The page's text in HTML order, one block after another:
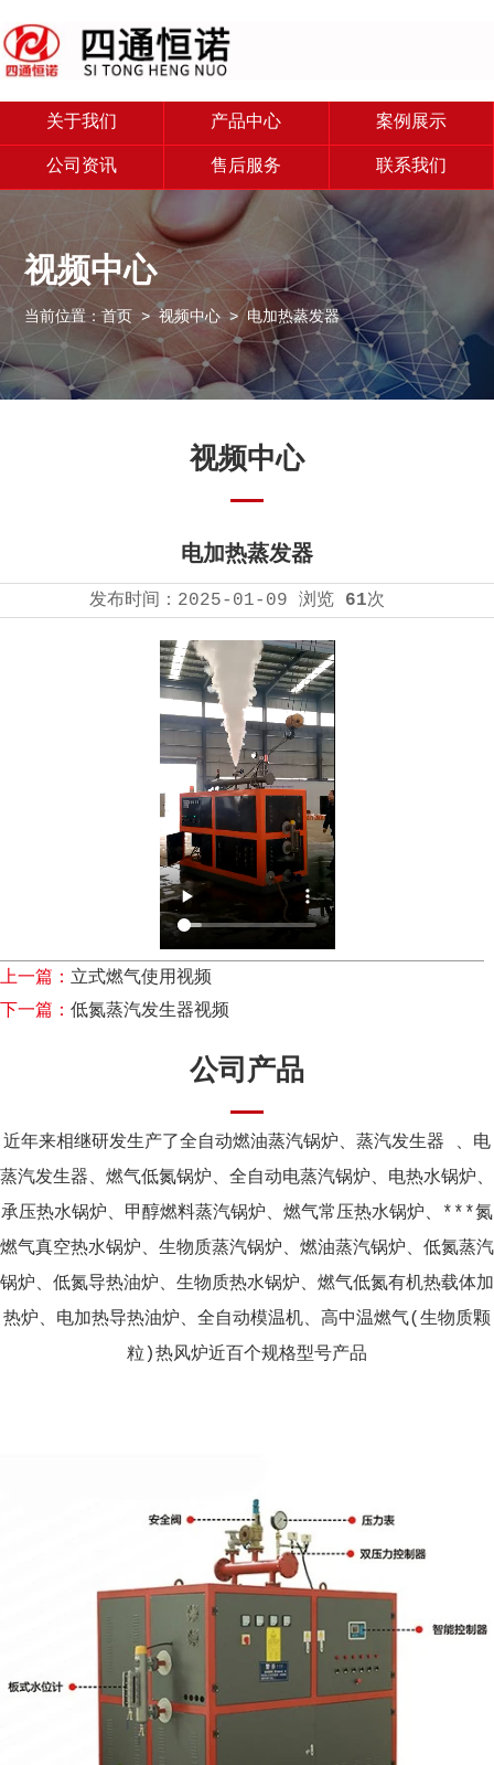
关于我们 产品中心 案例展示
公司资讯 售后服务 联系我们
视频中心
当前位置：首页 >视频中心 > 电加热蒸发器
视频中心
电加热蒸发器
发布时间： 2025-01-09 浏览 61次
上一篇： 立式燃气使用视频
下一篇： 低氮蒸汽发生器视频
公司产品
近年来相继研发生产了全自动燃油蒸汽锅炉、蒸汽发生器 、电
蒸汽发生器、燃气低氮锅炉、全自动电蒸汽锅炉、电热水锅炉、
承压热水锅炉、甲醇燃料蒸汽锅炉、燃气常压热水锅炉、***氮
燃气真空热水锅炉、生物质蒸汽锅炉、燃油蒸汽锅炉、低氮蒸汽
锅炉、低氮导热油炉、生物质热水锅炉、燃气低氮有机热载体加
热炉、电加热导热油炉、全自动模温机、高中温燃气(生物质颗
粒)热风炉近百个规格型号产品